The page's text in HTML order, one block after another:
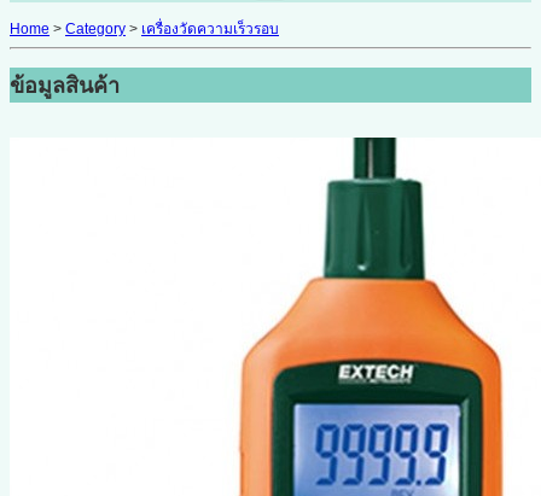
Home > Category > เครื่องวัดความเร็วรอบ
ข้อมูลสินค้า